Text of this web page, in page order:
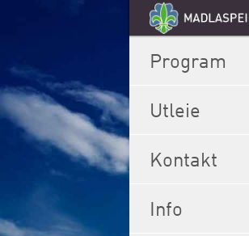
Program
Utleie
Kontakt
Info